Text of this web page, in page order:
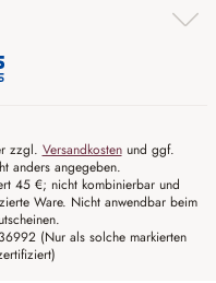
zzgl. Versandkostenund ggf.
anders angegeben.
45 €; nicht kombinierbar und
Ware. Nicht anwendbar beim
(Nur als solche markierten